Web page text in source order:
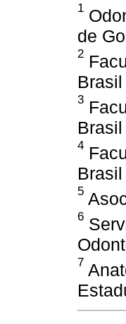
1
de
2
Brasil
3
Brasil
4
Brasil
5
6
7